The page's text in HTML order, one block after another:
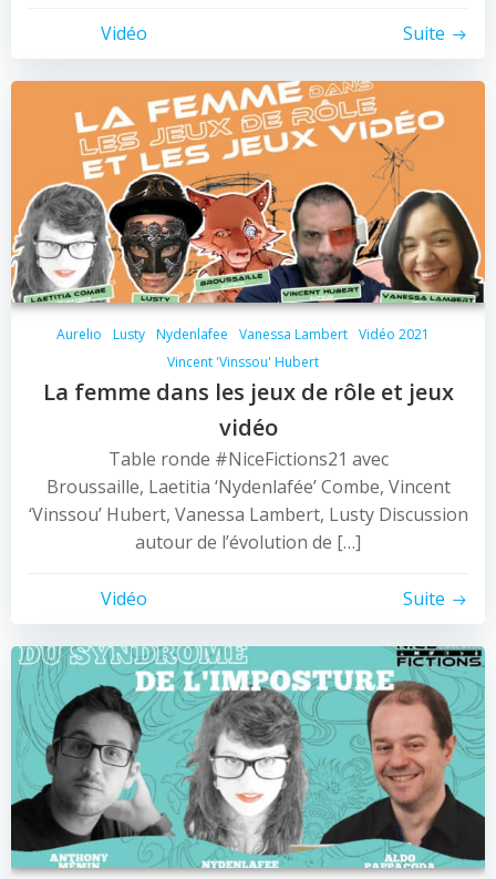
Vidéo Suite
Aurelio Lusty Nydenlafee Vanessa Lambert
Vidéo 2021
Vincent 'Vinssou' Hubert
La femme dans les jeux de rôle et jeux
vidéo
Table ronde #NiceFictions21 avec
Broussaille, Laetitia ‘Nydenlafée’ Combe, Vincent
‘Vinssou’ Hubert, Vanessa Lambert, Lusty Discussion
autour de l’évolution de […]
Vidéo Suite